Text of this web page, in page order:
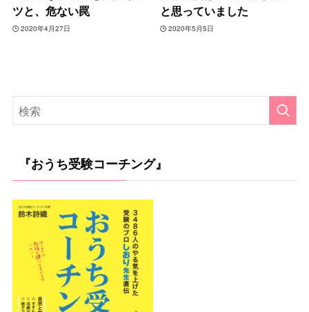
ツと、危ない罠
2020年4月27日
と思っていました
2020年5月5日
『おうち受験コーチング』